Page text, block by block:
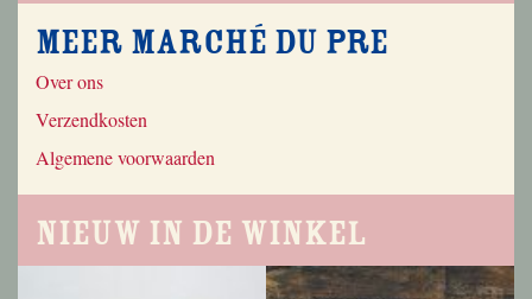
Meer Marché du Pre
Over ons
Verzendkosten
Algemene voorwaarden
Nieuw in de winkel